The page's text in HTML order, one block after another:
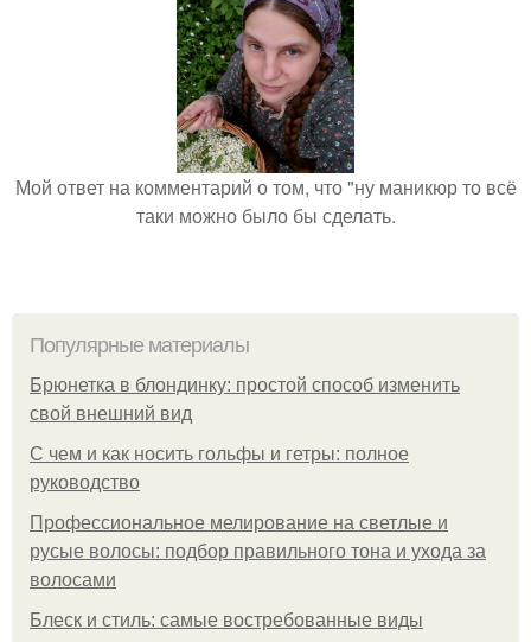
Мой ответ на комментарий о том, что "ну маникюр то всё
таки можно было бы сделать.
Популярные материалы
Брюнетка в блондинку: простой способ изменить
свой внешний вид
С чем и как носить гольфы и гетры: полное
руководство
Профессиональное мелирование на светлые и
русые волосы: подбор правильного тона и ухода за
волосами
Блеск и стиль: самые востребованные виды